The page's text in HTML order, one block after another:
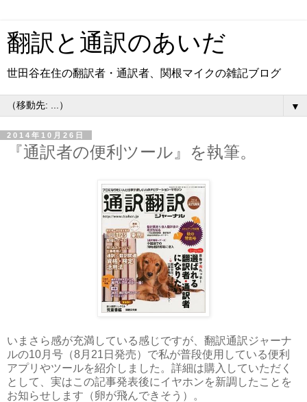
翻訳と通訳のあいだ
世田谷在住の翻訳者・通訳者、関根マイクの雑記ブログ
▼
2014年10月26日
『通訳者の便利ツール』を執筆。
いまさら感が充満している感じですが、翻訳通訳ジャーナ
ルの10月号（8月21日発売）で私が普段使用している便利
アプリやツールを紹介しました。詳細は購入していただく
として、実はこの記事発表後にイヤホンを新調したことを
お知らせします（卵が飛んできそう）。